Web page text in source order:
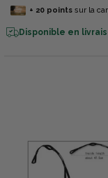
+ 20pointssur la
Disponible en